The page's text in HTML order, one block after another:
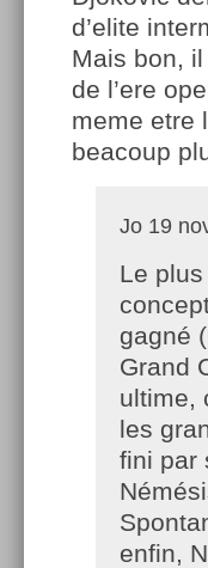
d’elite
Mais bon,
de l’ere
meme etre
beacoup
Jo 19
Le
gagné
Grand
ultime,
les
fini par
enfin,